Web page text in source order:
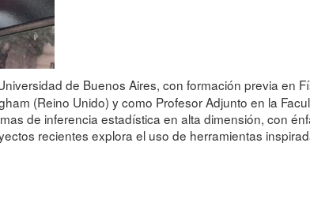
de Buenos Aires, con formación previa en
(Reino Unido) y como Profesor Adjunto en la
de inferencia estadística en alta dimensión, con
recientes explora el uso de herramientas